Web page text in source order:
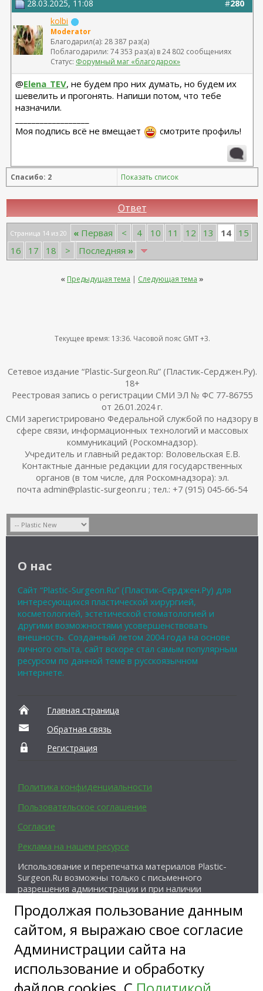
Продолжая пользование данным
сайтом, я выражаю свое согласие
Администрации сайта на
использование и обработку
#280
28.03.2025, 11:08
kolbi
Moderator
Благодарил(а): 28 387 раз(а)
Поблагодарили: 74 353 раз(а) в 24 802 сообщениях
Статус: Форумный маг «благодарок»
@Elena_TEV, не будем про них думать, но будем их
шевелить и прогонять. Напиши потом, что тебе
назначили.
Моя подпись всё не вмещает
смотрите профиль!
Спасибо: 2 Показать список
Ответ
Страница 14 из 20 « Первая < 4 10 11 12 13 14
15
16
17 18 > Последняя »
« Предыдущая тема | Следующая тема »
Текущее время: 13:36. Часовой пояс GMT +3.
Сетевое издание “Plastic-Surgeon.Ru” (Пластик-Серджен.Ру).
18+
Реестровая запись о регистрации СМИ ЭЛ № ФС 77-86755
от 26.01.2024 г.
СМИ зарегистрировано Федеральной службой по надзору в
сфере связи, информационных технологий и массовых
коммуникаций (Роскомнадзор).
Учредитель и главный редактор: Воловельская Е.В.
Контактные данные редакции для государственных
органов (в том числе, для Роскомнадзора): эл.
почта admin@plastic-surgeon.ru ; тел.: +7 (915) 045-66-54
О нас
Сайт “Plastic-Surgeon.Ru” (Пластик-Серджен.Ру) для
интересующихся пластической хирургией,
косметологией, эстетической стоматологией и
другими возможностями усовершенствовать
внешность. Созданный летом 2004 года на основе
личного опыта, сайт вскоре стал самым популярным
ресурсом по данной теме в русскоязычном
интернете.
Главная страница
Обратная связь
Регистрация
Политика конфиденциальности
Пользовательское соглашение
Согласие
Реклама на нашем ресурсе
Использование и перепечатка материалов Plastic-
Surgeon.Ru возможны только с письменного
разрешения администрации и при наличии